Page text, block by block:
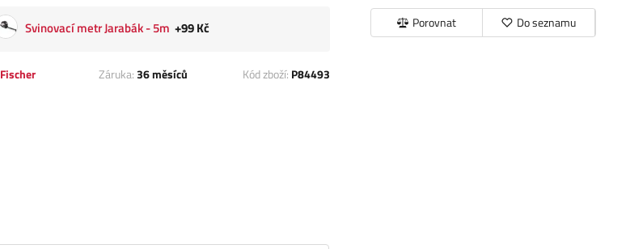
Porovnat Do seznamu
Svinovací metr Jarabák - 5m +99 Kč
Fischer Záruka:36 měsíců Kód zboží: P84493